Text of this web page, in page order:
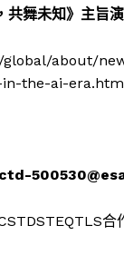
舞未知》主旨演
global/about/
the-ai-
500530
合